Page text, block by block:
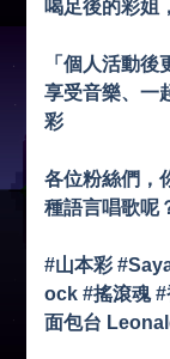
喝足後的彩姐
「個人活動
享受音樂、一
彩
各位粉絲們，
種語言唱歌呢
#山本彩
ock #搖滾魂
面包台